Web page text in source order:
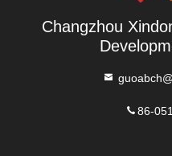
Changzhou
86-